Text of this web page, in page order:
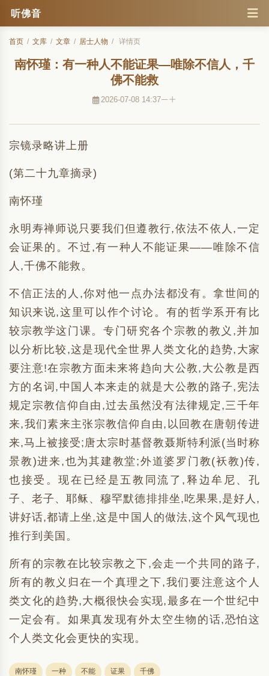
听佛音
首页 / 文库 / 文章 / 居士人物 / 详情页
南怀瑾：有一种人不能证果—唯除不信人，千
佛不能救
2026-07-08 14:37
宗镜录略讲上册
(第二十九章摘录)
南怀瑾
永明寿禅师说只要我们但遵教行,依法不依人,一定
会证果的。不过,有一种人不能证果——唯除不信
人,千佛不能救。
不信正法的人,你对他一点办法都没有。拿世间的
知识来说,这里可以作个讨论。有的哲学系开有比
较宗教学这门课。专门研究各个宗教的教义,并加
以分析比较,这是现代全世界人类文化的趋势,大家
要注意!在宗教方面未来将趋向大公教,大公教是西
方的名词,中国人本来走的就是大公教的路子,宪法
规定宗教信仰自由,过去虽然没有法律规定,三千年
来,我们素来主张宗教信仰自由,以回教在唐朝传进
来,马上被接受;唐太宗时基督教聂斯特利派(当时称
景教)进来,也为其建教堂;外道婆罗门教(袄教)传,
也接受。现在已经是五教同流了,释边牟尼、孔
子、老子、耶稣、穆罕默德排排坐,吃果果,是好人,
讲好话,都请上坐,这是中国人的做法,这个风气现也
推行到美国。
所有的宗教在比较宗教之下,会走一个共同的路子,
所有的教义归在一个真理之下,我们要注意这个人
类文化的趋势,大概很快会实现,最多在一个世纪中
一定会有。如果真发现有外太空生物的话,恐怕这
个人类文化会更快的实现。
南怀瑾 一种 不能 证果 千佛